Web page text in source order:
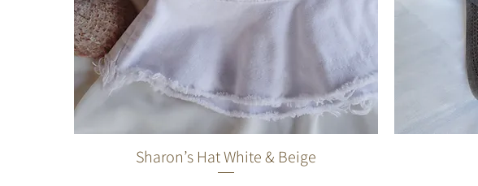
תצוגה מהירה
Sharon’s Hat White & Beige